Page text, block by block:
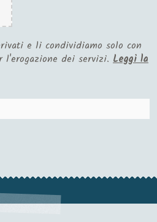
e li condividiamo solo con
l'erogazione dei servizi. Leggi la